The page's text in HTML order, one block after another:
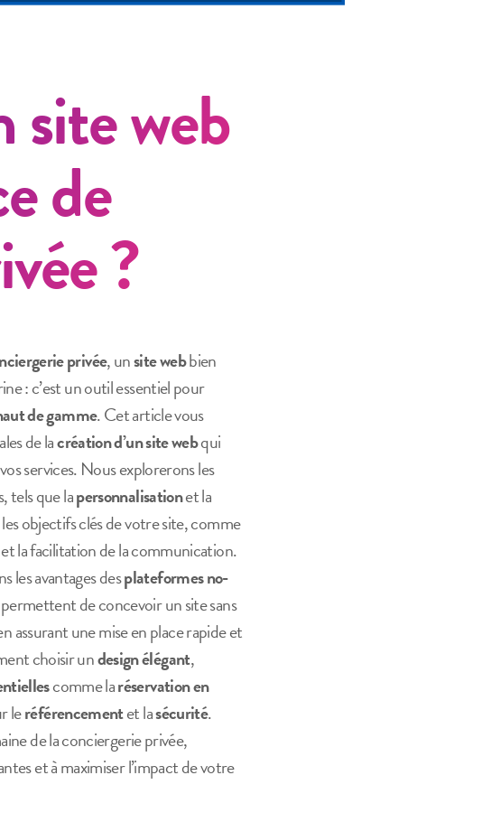
web
de
?
privée, unsite webbien
: c’est un outil essentiel pour
de gamme. Cet article vous
de lacréation d’un site webqui
services. Nous explorerons les
tels que lapersonnalisationet la
objectifs clés de votre site, comme
la facilitation de la communication.
les avantages desplateformes no-
de concevoir un site sans
une mise en place rapide et
choisir undesign élégant,
comme laréservation en
leréférencementet lasécurité.
de la conciergerie privée,
et à maximiser l’impact de votre